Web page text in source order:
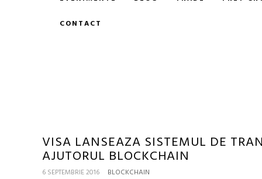
CONTACT
VISA LANSEAZA SISTEMUL DE
AJUTORUL BLOCKCHAIN
6 SEPTEMBRIE 2016 BLOCKCHAIN